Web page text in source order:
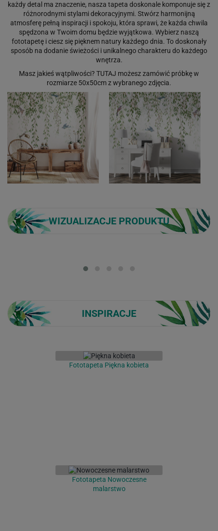
każdy detal ma znaczenie, nasza tapeta doskonale komponuje się z
różnorodnymi stylami dekoracyjnymi. Stwórz harmonijną
atmosferę pełną inspiracji i spokoju, która sprawi, że każda chwila
spędzona w Twoim domu będzie wyjątkowa. Wybierz naszą
fototapetę i ciesz się pięknem natury każdego dnia. To doskonały
sposób na dodanie świeżości i unikalnego charakteru do każdego
wnętrza.
Masz jakieś wątpliwości? TUTAJ możesz zamówić próbkę w
rozmiarze 50x50cm z wybranego zdjęcia.
WIZUALIZACJE PRODUKTU
INSPIRACJE
Fototapeta Piękna kobieta
Fototapeta Nowoczesne
malarstwo